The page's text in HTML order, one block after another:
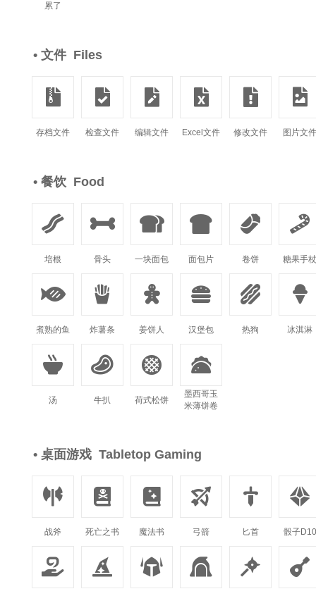
累了
存档文件 检查文件 编辑文件 Excel文件 修改文件 图片文件
培根 骨头 一块面包 面包片 卷饼 糖果手杖
煮熟的鱼 炸薯条 姜饼人 汉堡包 热狗 冰淇淋
汤 牛扒 荷式松饼
墨西哥玉
米薄饼卷
战斧 死亡之书 魔法书 弓箭 匕首 骰子D10
• 文件 Files
• 餐饮 Food
• 桌面游戏 Tabletop Gaming
     
     
     
   
     
     